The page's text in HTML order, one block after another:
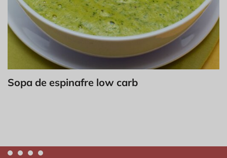
Sopa de espinafre low carb